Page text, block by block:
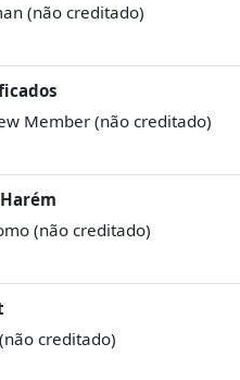
(não creditado)
Member (não creditado)
(não creditado)
creditado)